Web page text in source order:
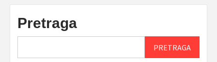
Pretraga
PRETRAGA